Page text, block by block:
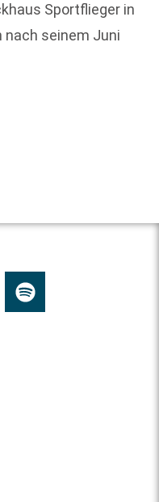
Sportflieger in
nach seinem Juni